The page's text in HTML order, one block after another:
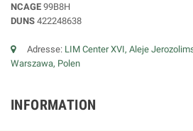
NCAGE 99B8H
DUNS 422248638
Adresse: LIM Center XVI, Aleje
Warszawa, Polen
INFORMATION